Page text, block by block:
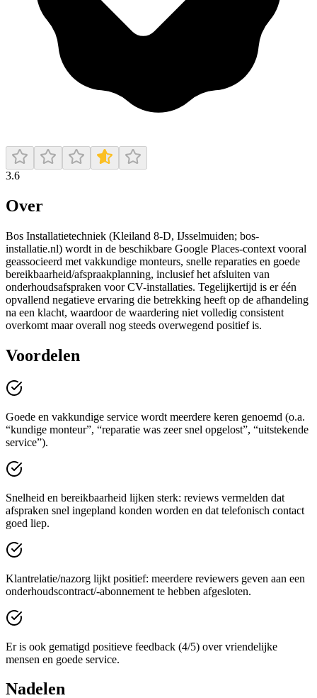
3.6
Over
Bos Installatietechniek (Kleiland 8-D, IJsselmuiden; bos-
installatie.nl) wordt in de beschikbare Google Places-context vooral
geassocieerd met vakkundige monteurs, snelle reparaties en goede
bereikbaarheid/afspraakplanning, inclusief het afsluiten van
onderhoudsafspraken voor CV-installaties. Tegelijkertijd is er één
opvallend negatieve ervaring die betrekking heeft op de afhandeling
na een klacht, waardoor de waardering niet volledig consistent
overkomt maar overall nog steeds overwegend positief is.
Voordelen
Goede en vakkundige service wordt meerdere keren genoemd (o.a.
“kundige monteur”, “reparatie was zeer snel opgelost”, “uitstekende
service”).
Snelheid en bereikbaarheid lijken sterk: reviews vermelden dat
afspraken snel ingepland konden worden en dat telefonisch contact
goed liep.
Klantrelatie/nazorg lijkt positief: meerdere reviewers geven aan een
onderhoudscontract/-abonnement te hebben afgesloten.
Er is ook gematigd positieve feedback (4/5) over vriendelijke
mensen en goede service.
Nadelen